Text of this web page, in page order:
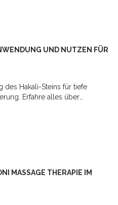
Und wer weiß, vielleicht
dazu, selbst einen Versuch zu
Wege zur Selbstheilung und
darauf, euch auf dieser
UND NUTZEN FÜR
des Hakali-Steins für tiefe
Erfahre alles über
MASSAGE THERAPIE IM